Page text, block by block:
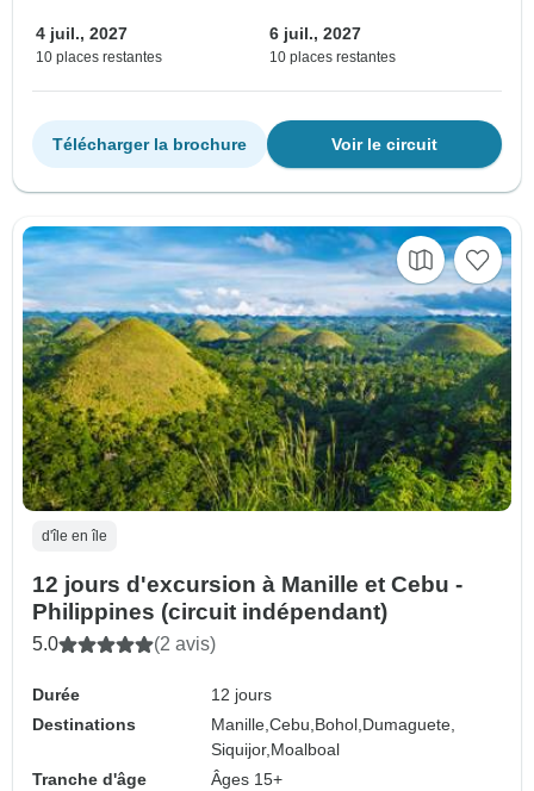
4 juil., 2027
10 places restantes
6 juil., 2027
10 places restantes
Voir le circuit
Télécharger la brochure
d'île en île
12 jours d'excursion à Manille et Cebu -
Philippines (circuit indépendant)
5.0 (2 avis)
Durée
12 jours
Destinations
Manille,Cebu,Bohol,Dumaguete,
Siquijor,Moalboal
Tranche d'âge
Âges 15+